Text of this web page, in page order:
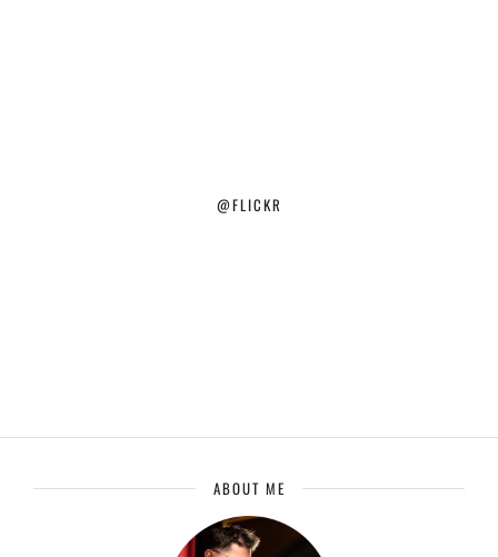
@FLICKR
ABOUT ME